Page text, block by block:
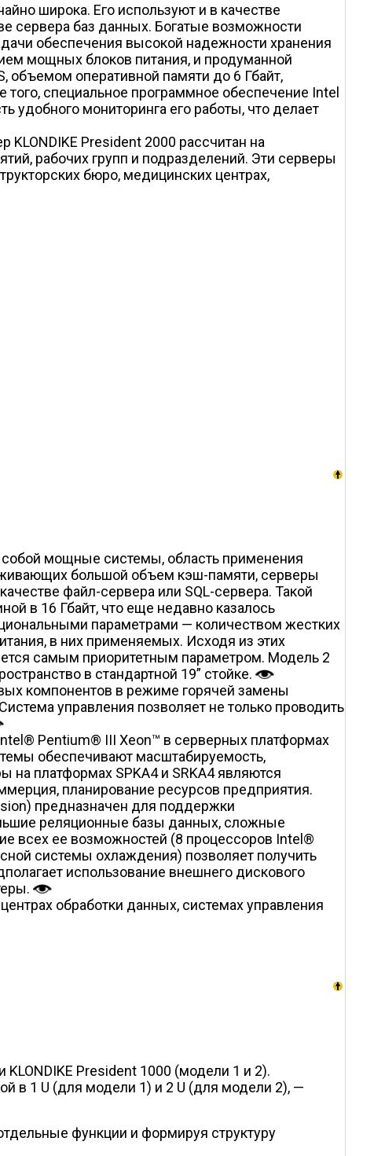
широка. Его используют и в качестве
сервера баз данных. Богатые возможности
обеспечения высокой надежности хранения
мощных блоков питания, и продуманной
оперативной памяти до 6 Гбайт,
специальное программное обеспечение Intel
удобного мониторинга его работы, что делает
President 2000 рассчитан на
рабочих групп и подразделений. Эти серверы
бюро, медицинских центрах,
мощные системы, область применения
большой объем кэш-памяти, серверы
файл-сервера или SQL-сервера. Такой
в 16 Гбайт, что еще недавно казалось
параметрами — количеством жестких
в них применяемых. Исходя из этих
самым приоритетным параметром. Модель 2
в стандартной 19” стойке.
компонентов в режиме горячей замены
управления позволяет не только проводить
Pentium® III Xeon™ в серверных платформах
обеспечивают масштабируемость,
на платформах SPKA4 и SRKA4 являются
планирование ресурсов предприятия.
предназначен для поддержки
реляционные базы данных, сложные
всех ее возможностей (8 процессоров Intel®
системы охлаждения) позволяет получить
использование внешнего дискового
обработки данных, системах управления
President 1000 (модели 1 и 2).
в 1 U (для модели 1) и 2 U (для модели 2), —
функции и формируя структуру